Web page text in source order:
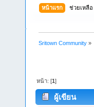
หน้าแรก ช่วยเหลือ
Sritown Community »
หน้า: [1]
ผู้เขียน